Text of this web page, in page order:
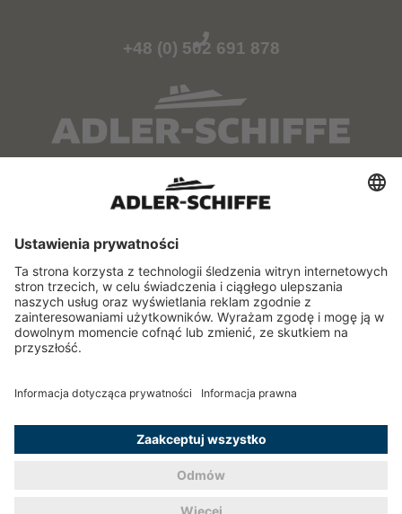
+48 (0) 502 691 878
Kontakt
Punkty przedsprzedaży
Flota
Wodny
Rozkład jazdy
FAQ
INFORMACJE